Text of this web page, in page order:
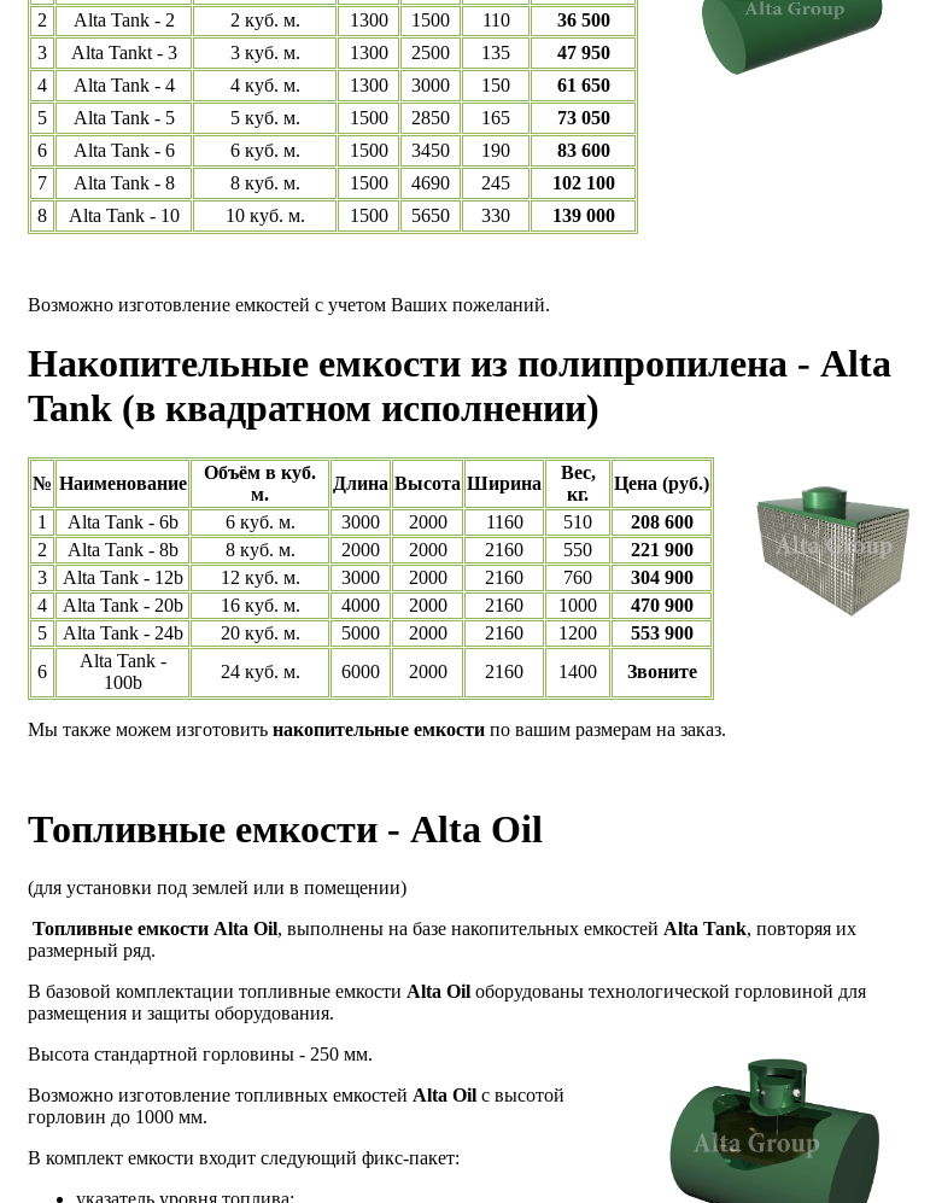
2
Alta Tank - 2 2 куб. м. 1300 1500 110
36 500
3
Alta Tankt - 3 3 куб. м. 1300 2500 135
47 950
4
Alta Tank - 4 4 куб. м. 1300 3000 150
61 650
5
Alta Tank - 5 5 куб. м. 1500 2850 165
73 050
6
Alta Tank - 6 6 куб. м. 1500 3450 190
83 600
7
Alta Tank - 8 8 куб. м. 1500 4690 245
102 100
8
Alta Tank - 10 10 куб. м. 1500 5650 330 139 000
Возможно изготовление емкостей с учетом Ваших пожеланий.
Накопительные емкости из полипропилена - Alta
Tank (в квадратном исполнении)
№ Наименование
Объём в куб.
м.
Длина Высота Ширина
Вес,
кг.
Цена (руб.)
1
Alta Tank - 6b 6 куб. м. 3000 2000 1160 510
208 600
2
Alta Tank - 8b 8 куб. м. 2000 2000 2160 550
221 900
3
Alta Tank - 12b 12 куб. м. 3000 2000 2160 760
304 900
4
Alta Tank - 20b 16 куб. м. 4000 2000 2160 1000
470 900
5
Alta Tank - 24b 20 куб. м. 5000 2000 2160 1200
553 900
6
Alta Tank -
100b
24 куб. м. 6000 2000 2160 1400 Звоните
Мы также можем изготовить накопительные емкости по вашим размерам на заказ.
Топливные емкости - Alta Oil
(для установки под землей или в помещении)
Топливные емкости Alta Oil, выполнены на базе накопительных емкостей Alta Tank, повторяя их
размерный ряд.
В базовой комплектации топливные емкости Alta Oil оборудованы технологической горловиной для
размещения и защиты оборудования.
Высота стандартной горловины - 250 мм.
Возможно изготовление топливных емкостей Alta Oil с высотой
горловин до 1000 мм.
В комплект емкости входит следующий фикс-пакет: